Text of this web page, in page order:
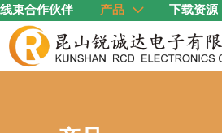
束合作伙伴 产品  下载资源